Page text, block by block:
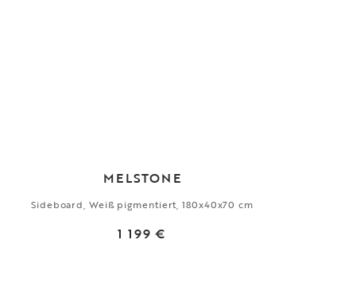
MELSTONE
Sideboard, Weiß pigmentiert, 180x40x70 cm
1 199 €